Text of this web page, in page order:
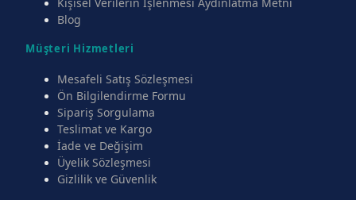
Blog
Müşteri Hizmetleri
Mesafeli Satış Sözleşmesi
Ön Bilgilendirme Formu
Sipariş Sorgulama
Teslimat ve Kargo
İade ve Değişim
Üyelik Sözleşmesi
Gizlilik ve Güvenlik